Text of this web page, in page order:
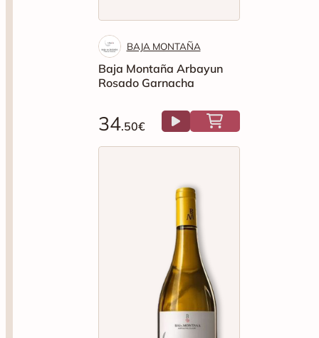
BAJA MONTAÑA
Baja Montaña Arbayun
Rosado Garnacha
34.50€